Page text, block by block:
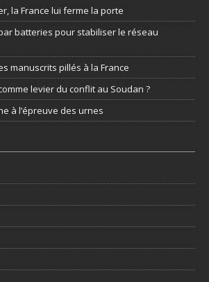
la France lui ferme la porte
batteries pour stabiliser le réseau
manuscrits pillés à la France
levier du conflit au Soudan ?
à l’épreuve des urnes